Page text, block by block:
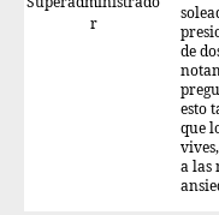
r
de
esto
que
a las